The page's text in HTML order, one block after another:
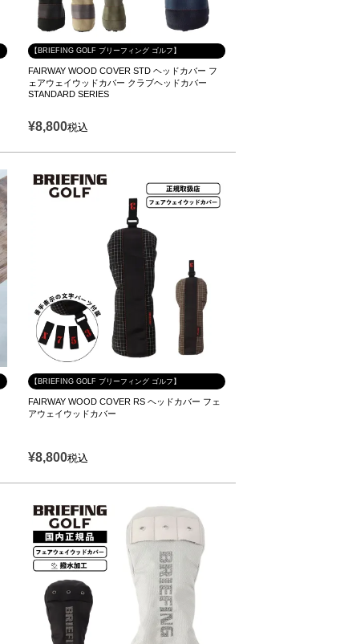
【BRIEFING GOLF ブリーフィング ゴルフ】
FAIRWAY WOOD COVER STD ヘッドカバー フ
ェアウェイウッドカバー クラブヘッドカバー
STANDARD SERIES
¥8,800税込
【BRIEFING GOLF ブリーフィング ゴルフ】
FAIRWAY WOOD COVER RS ヘッドカバー フェ
アウェイウッドカバー
¥8,800税込